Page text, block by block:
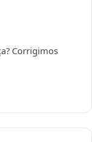
Corrigimos